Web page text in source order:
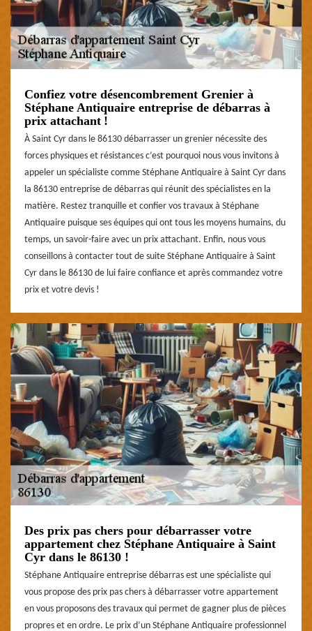
Confiez votre désencombrement Grenier à
Stéphane Antiquaire entreprise de débarras à
prix attachant !
À Saint Cyr dans le 86130 débarrasser un grenier nécessite des
forces physiques et résistances c’est pourquoi nous vous invitons à
appeler un spécialiste comme Stéphane Antiquaire à Saint Cyr dans
la 86130 entreprise de débarras qui réunit des spécialistes en la
matière. Restez tranquille et confier vos travaux à Stéphane
Antiquaire puisque ses équipes qui ont tous les moyens humains, du
temps, un savoir-faire avec un prix attachant. Enfin, nous vous
conseillons à contacter tout de suite Stéphane Antiquaire à Saint
Cyr dans le 86130 de lui faire confiance et après commandez votre
prix et votre devis !
Des prix pas chers pour débarrasser votre
appartement chez Stéphane Antiquaire à Saint
Cyr dans le 86130 !
Stéphane Antiquaire entreprise débarras est une spécialiste qui
vous propose des prix pas chers à débarrasser votre appartement
en vous proposons des travaux qui permet de gagner plus de pièces
propres et en ordre. Le prix d’un Stéphane Antiquaire professionnel